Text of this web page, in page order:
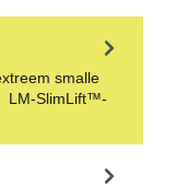
smalle
LM-SlimLift™-